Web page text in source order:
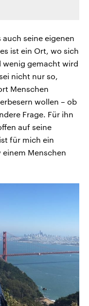
seine eigenen
ist ein Ort, wo sich
wenig gemacht wird
nicht nur so,
Menschen
wollen – ob
Frage. Für ihn
auf seine
für mich ein
Menschen